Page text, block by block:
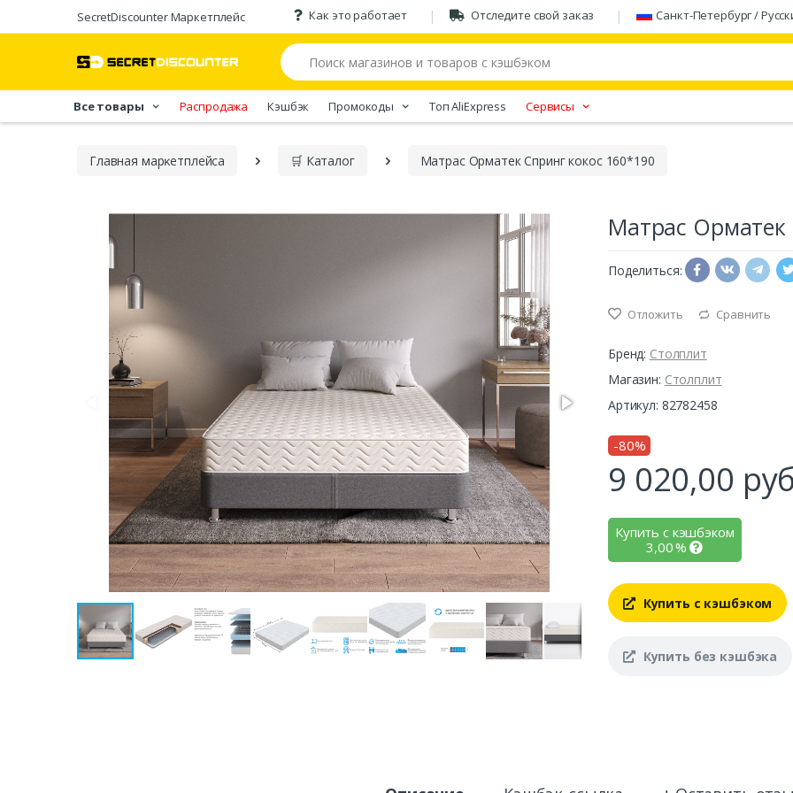
SecretDiscounter Маркетплейс Как это работает Отследите свой заказ Санкт-Петербург /
Все товары Распродажа Кэшбэк Промокоды Tоп AliExpress Сервисы
Главная марĸетплейса 🛒 Каталог Матрас Орматек Спринг кокос 160*190
Матрас Орматек
Поделиться:
Отложить Сравнить
Бренд: Столплит
Магазин: Столплит
Артикул: 82782458
-80%
9 020,00
Купить с кэшбэком
3,00%
Купить с кэшбэком
Купить без кэшбэка